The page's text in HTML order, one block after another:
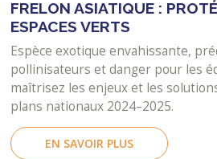
FRELON ASIATIQUE :
ESPACES VERTS
Espèce exotique envahissante,
pollinisateurs et danger pour les
maîtrisez les enjeux et les
plans nationaux 2024–2025.
EN SAVOIR PLUS